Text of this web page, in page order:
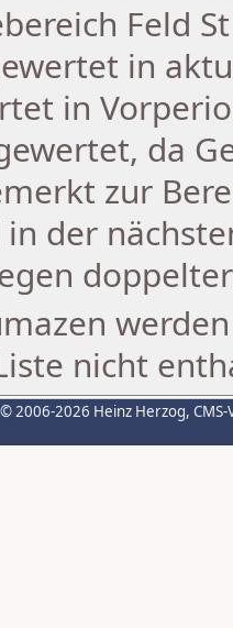
Feld
in
in
da
zur
der
nicht
© 2006-2026 Heinz Herzog,